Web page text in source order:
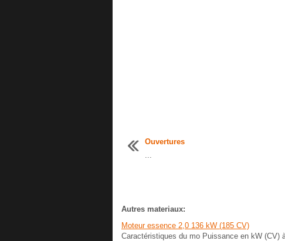
Ouvertures
...
Autres materiaux:
Moteur essence 2,0 136 kW (185 CV)
Caractéristiques du mo Puissance en kW (CV)